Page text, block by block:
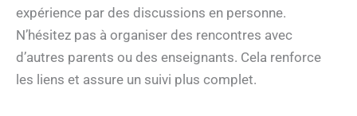
expérience par des discussions en personne.
N’hésitez pas à organiser des rencontres avec
d’autres parents ou des enseignants. Cela renforce
les liens et assure un suivi plus complet.